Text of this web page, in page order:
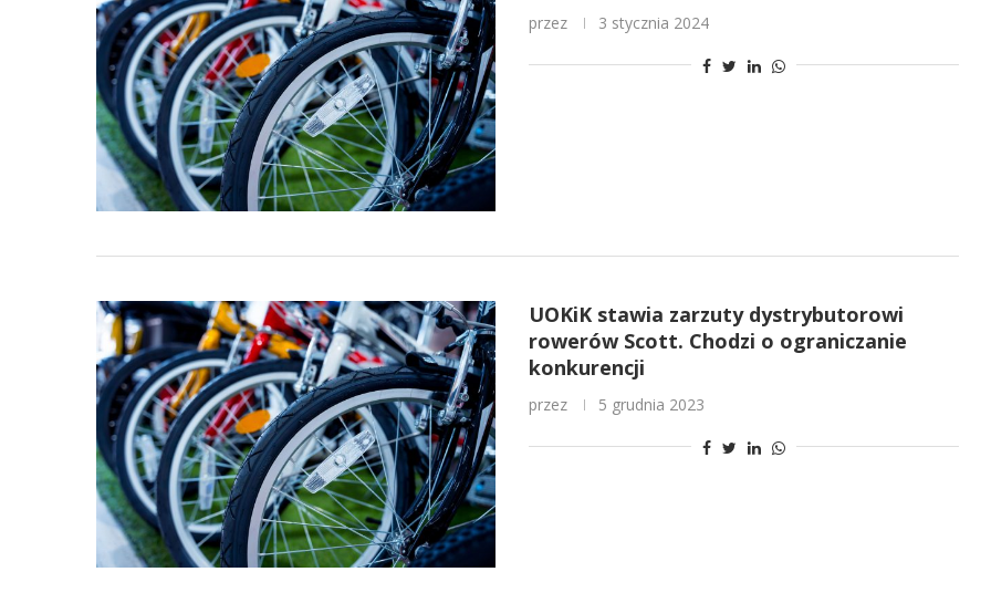
przez 3 stycznia 2024
UOKiK stawia zarzuty dystrybutorowi
rowerów Scott. Chodzi o ograniczanie
konkurencji
przez 5 grudnia 2023